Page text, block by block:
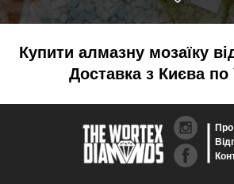
Купити алмазну мозаїку
Доставка з Києва по